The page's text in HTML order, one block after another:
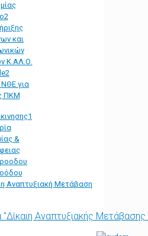
και
Κ.ΑΛ.Ο.
για
ΠΚΜ
&
Αναπτυξιακή Μετάβαση
"Δίκαιη Αναπτυξιακής